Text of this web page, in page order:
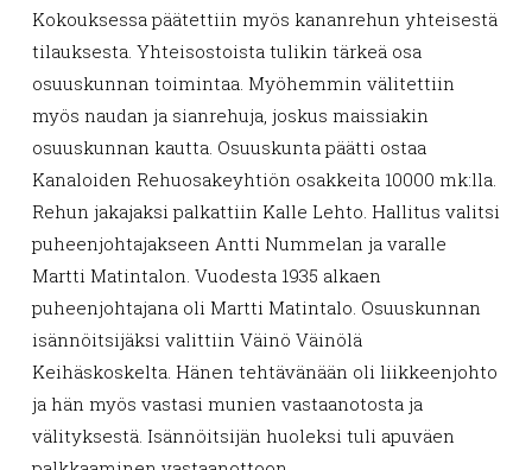
Kokouksessa päätettiin myös kananrehun yhteisestä
tilauksesta. Yhteisostoista tulikin tärkeä osa
osuuskunnan toimintaa. Myöhemmin välitettiin
myös naudan ja sianrehuja, joskus maissiakin
osuuskunnan kautta. Osuuskunta päätti ostaa
Kanaloiden Rehuosakeyhtiön osakkeita 10000 mk:lla.
Rehun jakajaksi palkattiin Kalle Lehto. Hallitus valitsi
puheenjohtajakseen Antti Nummelan ja varalle
Martti Matintalon. Vuodesta 1935 alkaen
puheenjohtajana oli Martti Matintalo. Osuuskunnan
isännöitsijäksi valittiin Väinö Väinölä
Keihäskoskelta. Hänen tehtävänään oli liikkeenjohto
ja hän myös vastasi munien vastaanotosta ja
välityksestä. Isännöitsijän huoleksi tuli apuväen